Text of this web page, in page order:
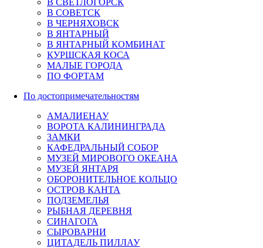
В СВЕТЛОГОРСК
В СОВЕТСК
В ЧЕРНЯХОВСК
В ЯНТАРНЫЙ
В ЯНТАРНЫЙ КОМБИНАТ
КУРШСКАЯ КОСА
МАЛЫЕ ГОРОДА
ПО ФОРТАМ
По достопримечательностям
АМАЛИЕНАУ
ВОРОТА КАЛИНИНГРАДА
ЗАМКИ
КАФЕДРАЛЬНЫЙ СОБОР
МУЗЕЙ МИРОВОГО ОКЕАНА
МУЗЕЙ ЯНТАРЯ
ОБОРОНИТЕЛЬНОЕ КОЛЬЦО
ОСТРОВ КАНТА
ПОДЗЕМЕЛЬЯ
РЫБНАЯ ДЕРЕВНЯ
СИНАГОГА
СЫРОВАРНИ
ЦИТАДЕЛЬ ПИЛЛАУ